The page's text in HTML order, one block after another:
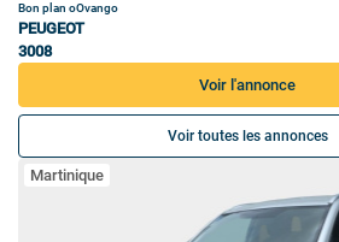
Bon plan oOvango
PEUGEOT
3008
Voir l'annonce
Voir toutes les annonces
Martinique